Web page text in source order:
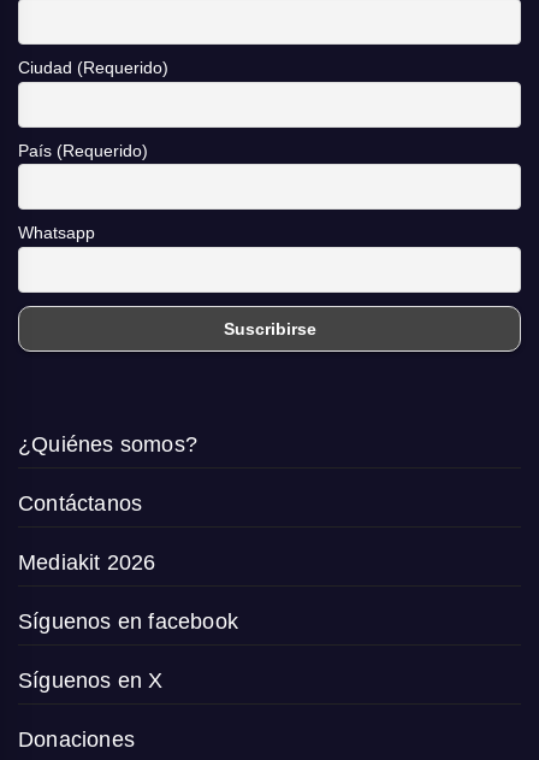
Ciudad (Requerido)
País (Requerido)
Whatsapp
¿Quiénes somos?
Contáctanos
Mediakit 2026
Síguenos en facebook
Síguenos en X
Donaciones